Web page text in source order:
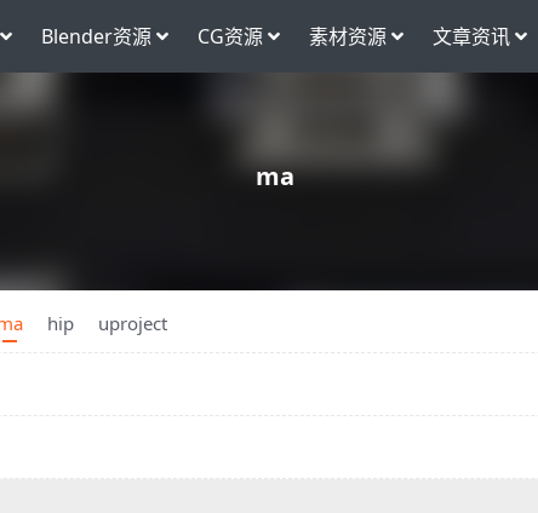
Blender资源 CG资源 素材资源 文章资讯
ma
hip uproject